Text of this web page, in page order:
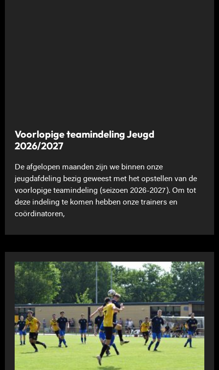
Voorlopige teamindeling Jeugd
2026/2027
De afgelopen maanden zijn we binnen onze
jeugdafdeling bezig geweest met het opstellen van de
voorlopige teamindeling (seizoen 2026-2027). Om tot
deze indeling te komen hebben onze trainers en
coördinatoren,